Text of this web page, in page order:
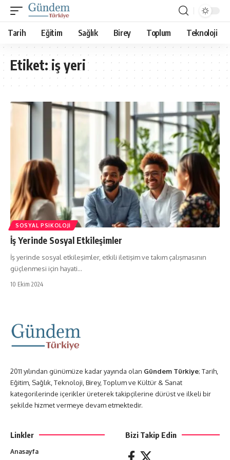
Tarih Eğitim Sağlık Birey Toplum Teknoloji
Etiket:iş yeri
SOSYAL PSIKOLOJI
İş Yerinde Sosyal Etkileşimler
İş yerinde sosyal etkileşimler, etkili iletişim ve takım çalışmasının
güçlenmesi için hayati…
10 Ekim 2024
2011 yılından günümüze kadar yayında olan Gündem Türkiye; Tarih,
Eğitim, Sağlık, Teknoloji, Birey, Toplum ve Kültür & Sanat
kategorilerinde içerikler üreterek takipçilerine dürüst ve ilkeli bir
şekilde hizmet vermeye devam etmektedir.
Linkler
Anasayfa
Bizi Takip Edin